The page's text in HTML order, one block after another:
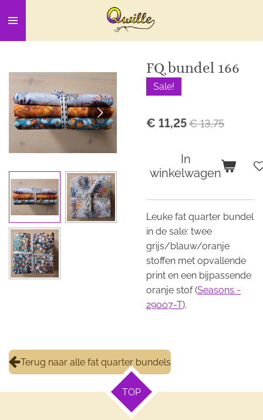
direct
naar
hoofdinhoud
FQ bundel 166
Sale!
€ 11,25€ 13,75
In
winkelwagen
Leuke fat quarter bundel
in de sale: twee
grijs/blauw/oranje
stoffen met opvallende
print en een bijpassende
oranje stof (Seasons -
29007-T).
Terug naar alle fat quarter bundels
TOP